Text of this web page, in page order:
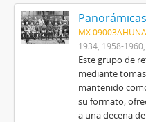
MX
1934, 1958-
Este grupo de
mediante
mantenido
su formato;
a una decena